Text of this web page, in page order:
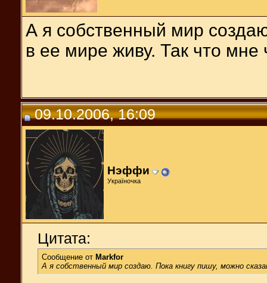
А я собственный мир
в ее мире живу. Так что
09.10.2006, 16:09
Нэффи
Україночка
Цитата:
Сообщение от Markfor
А я собственный мир создаю. Пока книгу пишу, можно